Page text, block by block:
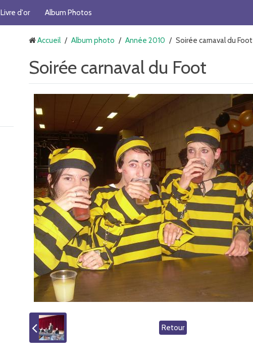
Livre d'or Album Photos
Accueil / Album photo / Année 2010 / Soirée carnaval du Foot
Soirée carnaval du Foot
Retour